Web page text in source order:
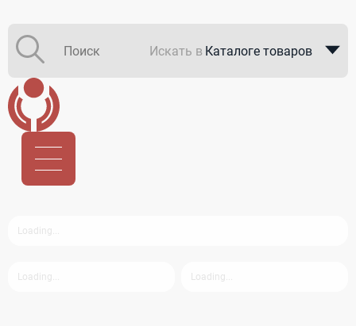
Искать в Каталоге товаров